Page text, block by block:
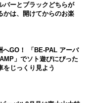
バーとブラックどちらが
かは、開けてからのお楽
へGO！ 「BE-PAL アーバ
」でソト遊びにぴった
をじっくり見よう